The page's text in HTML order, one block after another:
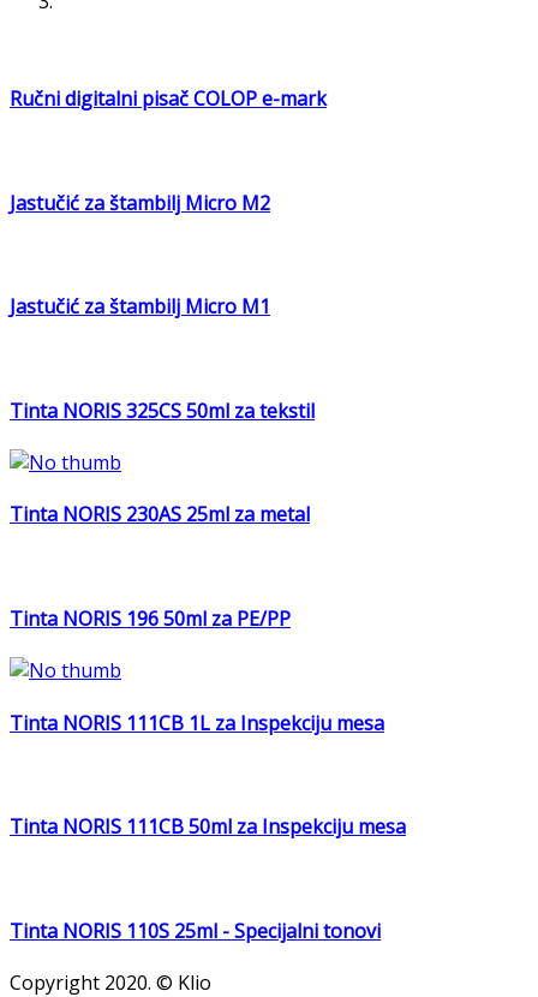
Ručni digitalni pisač COLOP e-mark
Jastučić za štambilj Micro M2
Jastučić za štambilj Micro M1
Tinta NORIS 325CS 50ml za tekstil
Tinta NORIS 230AS 25ml za metal
Tinta NORIS 196 50ml za PE/PP
Tinta NORIS 111CB 1L za Inspekciju mesa
Tinta NORIS 111CB 50ml za Inspekciju mesa
Tinta NORIS 110S 25ml - Specijalni tonovi
Copyright 2020. © Klio